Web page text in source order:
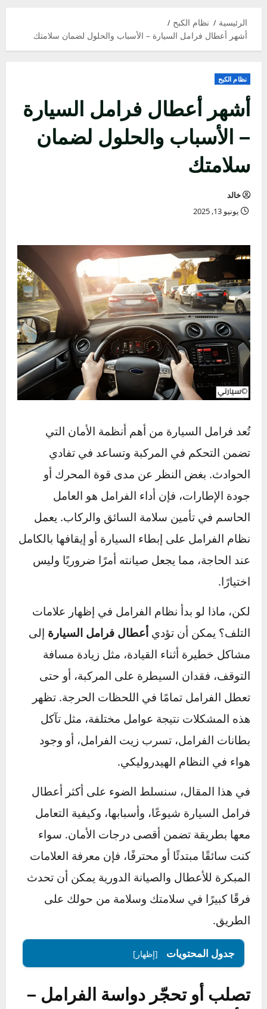
الرئيسية
نظام الكبح
أشهر أعطال فرامل السيارة – الأسباب والحلول لضمان سلامتك
نظام الكبح
أشهر أعطال فرامل السيارة
– الأسباب والحلول لضمان
سلامتك
تُعد فرامل السيارة من أهم أنظمة الأمان التي
تضمن التحكم في المركبة وتساعد في تفادي
الحوادث. بغض النظر عن مدى قوة المحرك أو
جودة الإطارات، فإن أداء الفرامل هو العامل
الحاسم في تأمين سلامة السائق والركاب. يعمل
نظام الفرامل على إبطاء السيارة أو إيقافها بالكامل
عند الحاجة، مما يجعل صيانته أمرًا ضروريًا وليس
اختيارًا.
لكن، ماذا لو بدأ نظام الفرامل في إظهار علامات
التلف؟ يمكن أن تؤديأعطال فرامل السيارةإلى
مشاكل خطيرة أثناء القيادة، مثل زيادة مسافة
التوقف، فقدان السيطرة على المركبة، أو حتى
تعطل الفرامل تمامًا في اللحظات الحرجة. تظهر
هذه المشكلات نتيجة عوامل مختلفة، مثل تآكل
بطانات الفرامل، تسرب زيت الفرامل، أو وجود
هواء في النظام الهيدروليكي.
في هذا المقال، سنسلط الضوء على أكثر أعطال
فرامل السيارة شيوعًا، وأسبابها، وكيفية التعامل
معها بطريقة تضمن أقصى درجات الأمان. سواء
كنت سائقًا مبتدئًا أو محترفًا، فإن معرفة العلامات
المبكرة للأعطال والصيانة الدورية يمكن أن تحدث
فرقًا كبيرًا في سلامتك وسلامة من حولك على
الطريق.